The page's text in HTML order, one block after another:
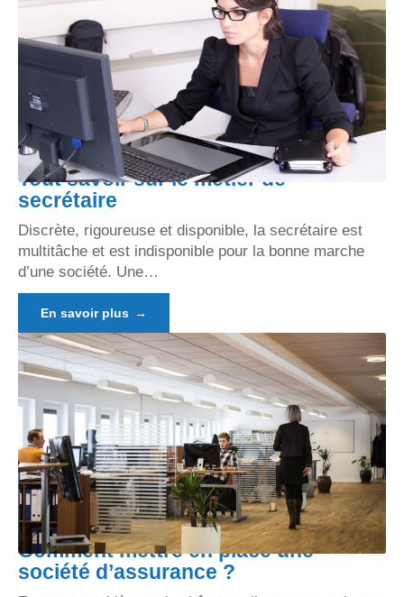
Tout savoir sur le métier de
secrétaire
Discrète, rigoureuse et disponible, la secrétaire est
multitâche et est indisponible pour la bonne marche
d’une société. Une…
En savoir plus
Comment mettre en place une
société d’assurance ?